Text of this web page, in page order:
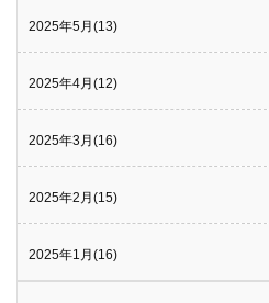
2025年5月(13)
2025年4月(12)
2025年3月(16)
2025年2月(15)
2025年1月(16)